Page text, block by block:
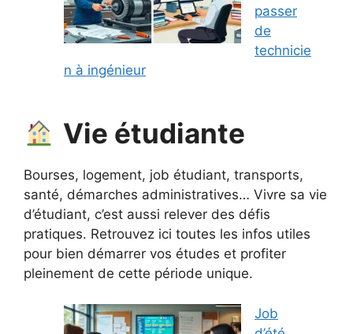
passer
de
technicie
n à ingénieur
Vie étudiante
Bourses, logement, job étudiant, transports,
santé, démarches administratives… Vivre sa vie
d’étudiant, c’est aussi relever des défis
pratiques. Retrouvez ici toutes les infos utiles
pour bien démarrer vos études et profiter
pleinement de cette période unique.
Job